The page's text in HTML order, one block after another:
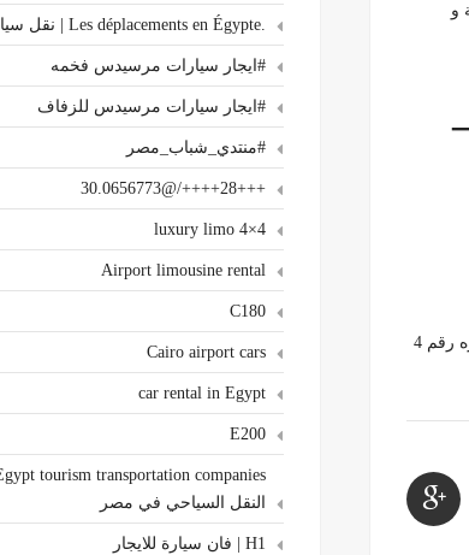
و
– يمكنك ايضا زيارة شركتنا في اول عباس العقاد بجانب بنك الاسكان و التعمير فوق محل بيتزا ماستر عماره رقم 4
.Les déplacements en Égypte | نقل سياحي
#ايجار سيارات مرسيدس فخمه
#ايجار سيارات مرسيدس للزفاف
#منتدي_شباب_مصر
+++28++++/@30.0656773
4×4 luxury limo
Airport limousine rental
C180
Cairo airport cars
car rental in Egypt
E200
النقل السياحي في مصر
H1 | فان سيارة للايجار